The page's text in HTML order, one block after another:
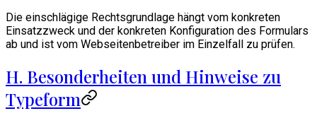
Die einschlägige Rechtsgrundlage hängt vom konkreten
Einsatzzweck und der konkreten Konfiguration des Formulars
ab und ist vom Webseitenbetreiber im Einzelfall zu prüfen.
H. Besonderheiten und Hinweise zu
Typeform